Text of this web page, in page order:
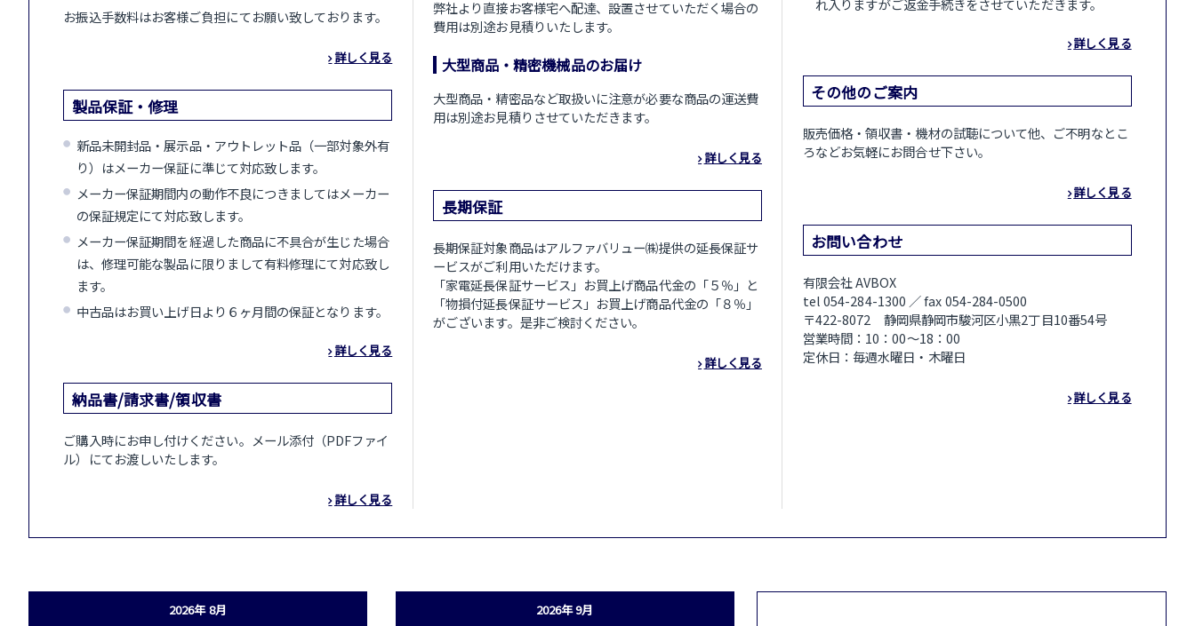
お振込手数料はお客様ご負担にてお願い致しております。
詳しく見る
製品保証・修理
新品未開封品・展示品・アウトレット品（一部対象外有
り）はメーカー保証に準じて対応致します。
メーカー保証期間内の動作不良につきましてはメーカー
の保証規定にて対応致します。
メーカー保証期間を経過した商品に不具合が生じた場合
は、修理可能な製品に限りまして有料修理にて対応致し
ます。
中古品はお買い上げ日より６ヶ月間の保証となります。
詳しく見る
納品書/請求書/領収書
ご購入時にお申し付けください。メール添付（PDFファイ
ル）にてお渡しいたします。
詳しく見る
弊社より直接お客様宅へ配達、設置させていただく場合の
費用は別途お見積りいたします。
大型商品・精密機械品のお届け
大型商品・精密品など取扱いに注意が必要な商品の運送費
用は別途お見積りさせていただきます。
詳しく見る
長期保証
長期保証対象商品はアルファバリュー㈱提供の延長保証サ
ービスがご利用いただけます。
「家電延長保証サービス」お買上げ商品代金の「５％」と
「物損付延長保証サービス」お買上げ商品代金の「８％」
がございます。是非ご検討ください。
詳しく見る
れ入りますがご返金手続きをさせていただきます。
詳しく見る
その他のご案内
販売価格・領収書・機材の試聴について他、ご不明なとこ
ろなどお気軽にお問合せ下さい。
詳しく見る
お問い合わせ
有限会社 AVBOX
tel 054-284-1300 ／ fax 054-284-0500
〒422-8072 静岡県静岡市駿河区小黒2丁目10番54号
営業時間：10：00～18：00
定休日：毎週水曜日・木曜日
詳しく見る
2026年 8月 2026年 9月